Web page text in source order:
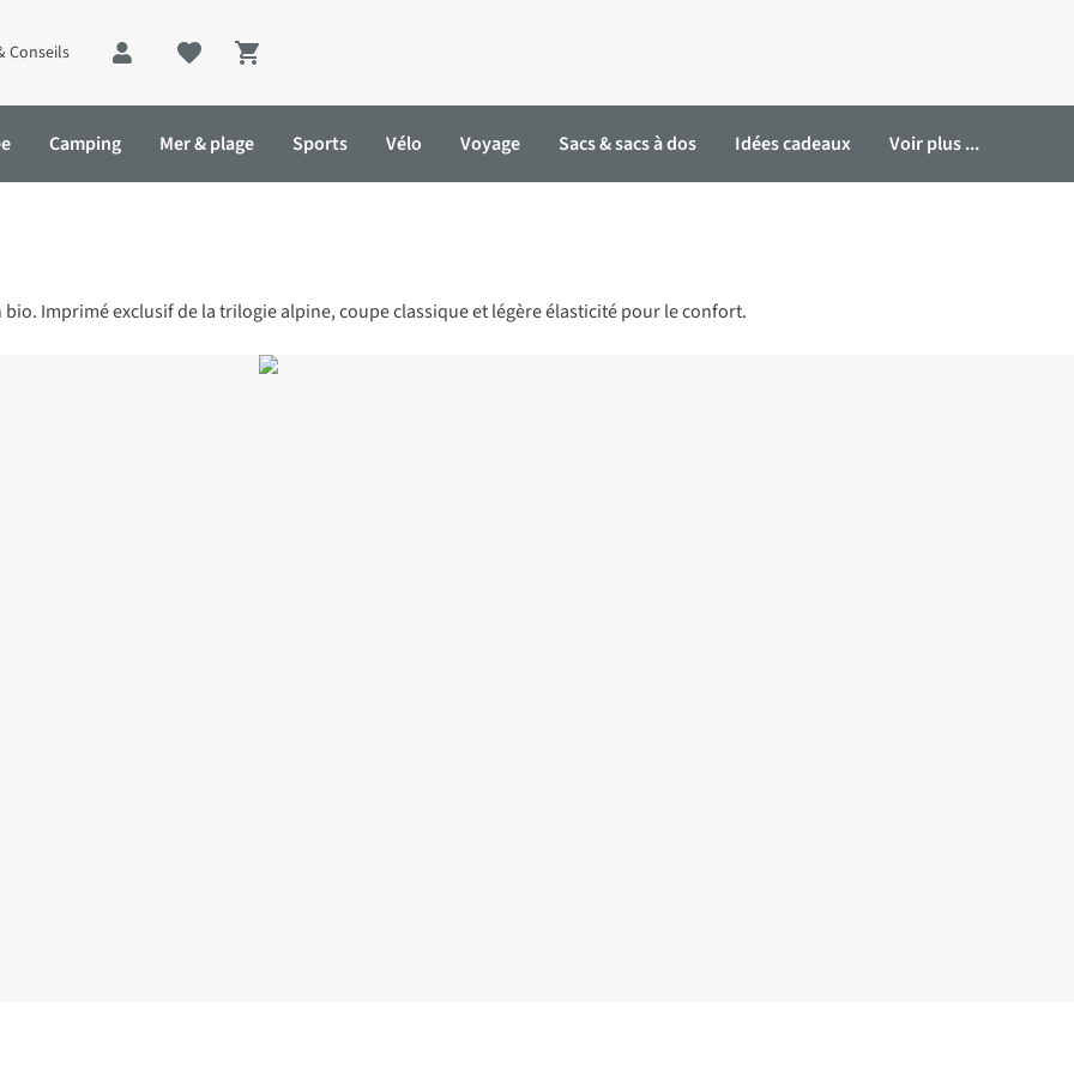
Conseils
Shopping cart
Camping Mer & plage Sports Vélo Voyage Sacs & sacs à dos Idées cadeaux Voir plus ...
Imprimé exclusif de la trilogie alpine, coupe classique et légère élasticité pour le confort.